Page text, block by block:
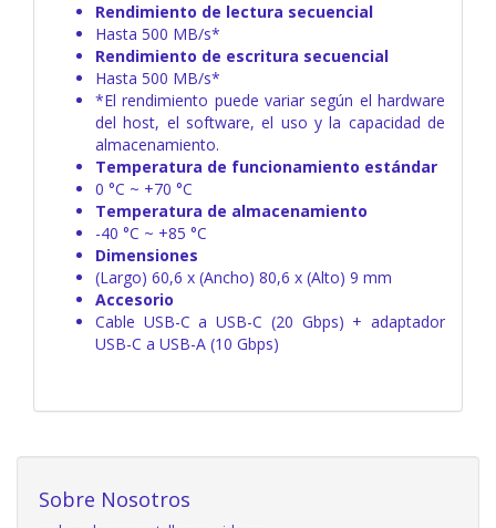
Rendimiento de lectura secuencial
Hasta 500 MB/s*
Rendimiento de escritura secuencial
Hasta 500 MB/s*
*El rendimiento puede variar según el hardware
del host, el software, el uso y la capacidad de
almacenamiento.
Temperatura de funcionamiento estándar
0 °C ~ +70 °C
Temperatura de almacenamiento
-40 °C ~ +85 °C
Dimensiones
(Largo) 60,6 x (Ancho) 80,6 x (Alto) 9 mm
Accesorio
Cable USB-C a USB-C (20 Gbps) + adaptador
USB-C a USB-A (10 Gbps)
Sobre Nosotros